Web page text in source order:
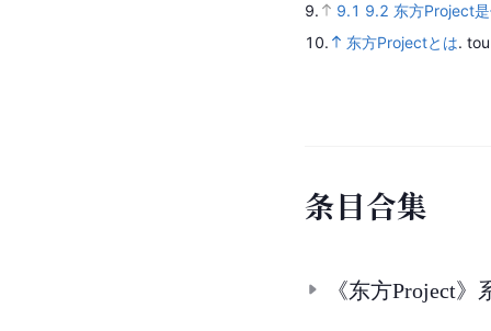
9.
9.1 9.2 东方Project
10.
东方Projectとは.
条目合集
《东方Project